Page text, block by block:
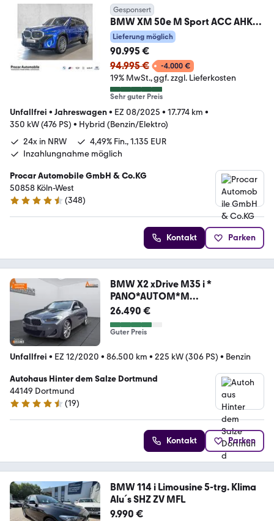
Gesponsert
BMW XM 50e M Sport ACC AHK
360°KAM RFK NAVI LED DAB
Lieferung möglich
90.995 €
94.995 €
-4.000 €
19% MwSt. ggf. zzgl. Lieferkosten
Sehr guter Preis
Unfallfrei • Jahreswagen• EZ 08/2025 • 17.774 km •
350 kW (476 PS) • Hybrid (Benzin/Elektro)
24x in NRW
4,49% Fin., 1.135 EUR
Inzahlungnahme möglich
Procar Automobile GmbH & Co.KG
50858 Köln-West
4.4 Sterne
(348)
Kontakt Parken
BMW X2 xDrive M35 i *
PANO*AUTOM*M
PAKET*HEADUP*
26.490 €
Guter Preis
Unfallfrei • EZ 12/2020 • 86.500 km • 225 kW (306 PS) • Benzin
Autohaus Hinter dem Salze Dortmund
44149 Dortmund
4.4 Sterne
(19)
Kontakt Parken
BMW 114 i Limousine 5-trg. Klima
Alu´s SHZ ZV MFL
9.990 €